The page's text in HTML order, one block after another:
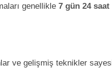
genellikle 7 gün 24 saat
ve gelişmiş teknikler